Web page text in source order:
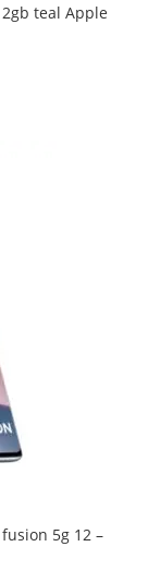
teal Apple
5g 12 –